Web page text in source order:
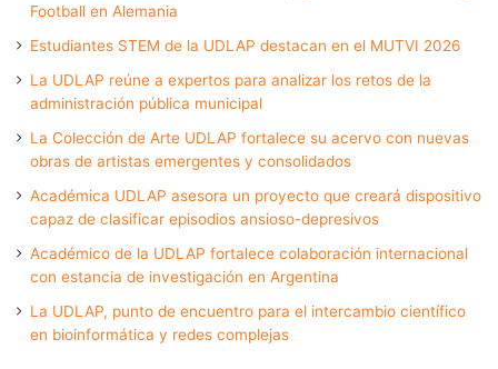
Football en Alemania
Estudiantes STEM de la UDLAP destacan en el MUTVI 2026
La UDLAP reúne a expertos para analizar los retos de la
administración pública municipal
La Colección de Arte UDLAP fortalece su acervo con nuevas
obras de artistas emergentes y consolidados
Académica UDLAP asesora un proyecto que creará dispositivo
capaz de clasificar episodios ansioso-depresivos
Académico de la UDLAP fortalece colaboración internacional
con estancia de investigación en Argentina
La UDLAP, punto de encuentro para el intercambio científico
en bioinformática y redes complejas